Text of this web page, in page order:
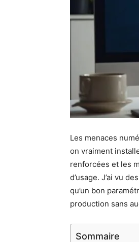
Les menaces
on vraiment
renforcées et les
d’usage. J’ai vu
qu’un bon
production sans
Sommaire